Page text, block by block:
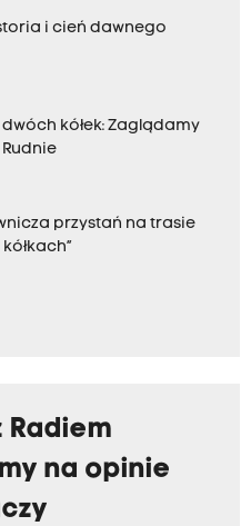
i cień dawnego
kółek: Zaglądamy
przystań na trasie
Radiem
na opinie